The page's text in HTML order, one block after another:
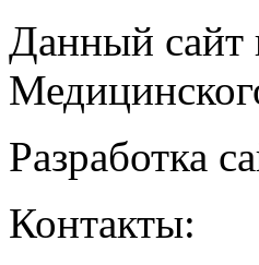
Данный сайт
Разработка
Контакты: